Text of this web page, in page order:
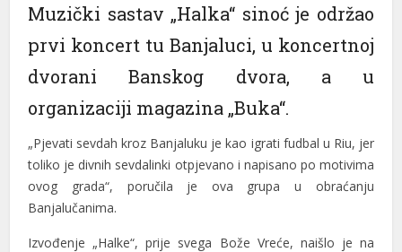
Muzički sastav „Halka“ sinoć je održao
prvi koncert tu Banjaluci, u koncertnoj
dvorani Banskog dvora, a u
organizaciji magazina „Buka“.
„Pjevati sevdah kroz Banjaluku je kao igrati fudbal u Riu, jer
toliko je divnih sevdalinki otpjevano i napisano po motivima
ovog grada“, poručila je ova grupa u obraćanju
Banjalučanima.
Izvođenje „Halke“, prije svega Bože Vreće, naišlo je na